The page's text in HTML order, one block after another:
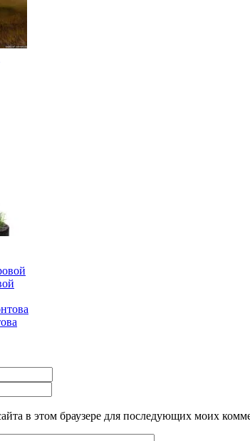
в этом браузере для последующих моих